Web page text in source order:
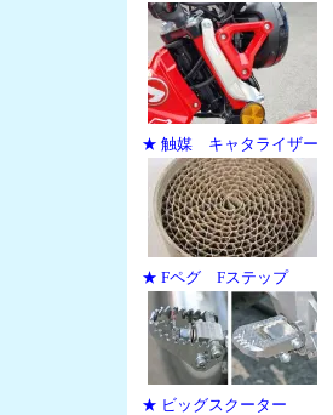
★ 触媒 キャタライザー
★ Fペグ Fステップ
★ ビッグスクーター